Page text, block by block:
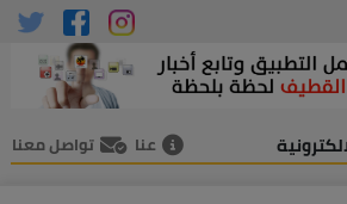
عنا تواصل معنا